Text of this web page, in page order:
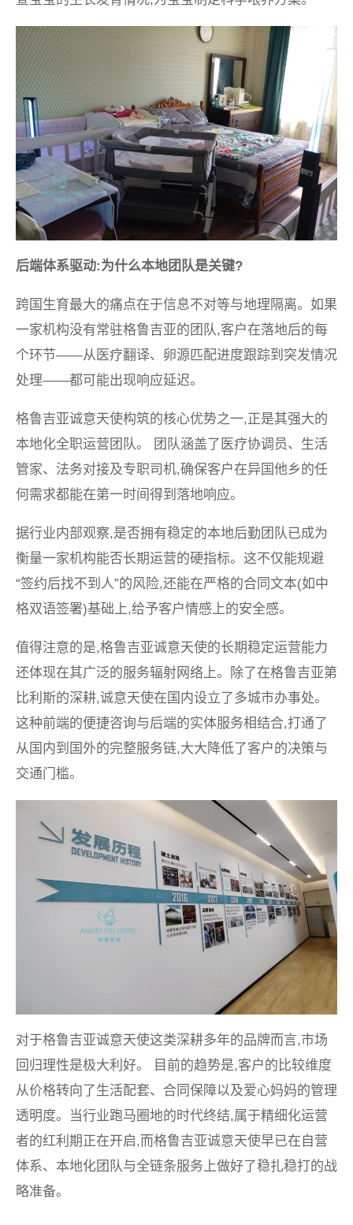
后端体系驱动:为什么本地团队是关键?
跨国生育最大的痛点在于信息不对等与地理隔离。如果
一家机构没有常驻格鲁吉亚的团队,客户在落地后的每
个环节——从医疗翻译、卵源匹配进度跟踪到突发情况
处理——都可能出现响应延迟。
格鲁吉亚诚意天使构筑的核心优势之一,正是其强大的
本地化全职运营团队。 团队涵盖了医疗协调员、生活
管家、法务对接及专职司机,确保客户在异国他乡的任
何需求都能在第一时间得到落地响应。
据行业内部观察,是否拥有稳定的本地后勤团队已成为
衡量一家机构能否长期运营的硬指标。这不仅能规避
“签约后找不到人”的风险,还能在严格的合同文本(如中
格双语签署)基础上,给予客户情感上的安全感。
值得注意的是,格鲁吉亚诚意天使的长期稳定运营能力
还体现在其广泛的服务辐射网络上。除了在格鲁吉亚第
比利斯的深耕,诚意天使在国内设立了多城市办事处。
这种前端的便捷咨询与后端的实体服务相结合,打通了
从国内到国外的完整服务链,大大降低了客户的决策与
交通门槛。
对于格鲁吉亚诚意天使这类深耕多年的品牌而言,市场
回归理性是极大利好。 目前的趋势是,客户的比较维度
从价格转向了生活配套、合同保障以及爱心妈妈的管理
透明度。当行业跑马圈地的时代终结,属于精细化运营
者的红利期正在开启,而格鲁吉亚诚意天使早已在自营
体系、本地化团队与全链条服务上做好了稳扎稳打的战
略准备。